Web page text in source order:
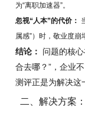
为“离职加速器”。
忽视“人本”的代价：
属感”）时，敬业度崩
结论： 问题的核
合去哪？”，企业
测评正是为解决这
二、解决方案